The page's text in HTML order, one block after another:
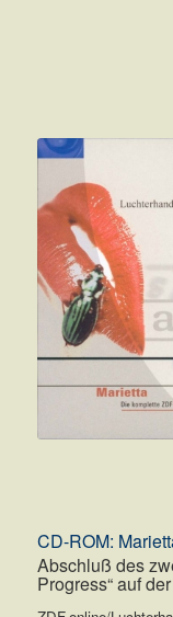
CD-ROM:
Abschluß des
Progress“ auf